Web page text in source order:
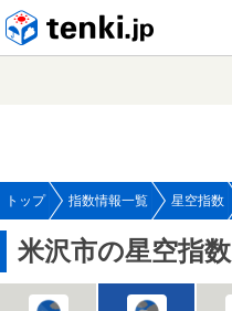
トップ 指数情報一覧 星空指数
米沢市の星空指数